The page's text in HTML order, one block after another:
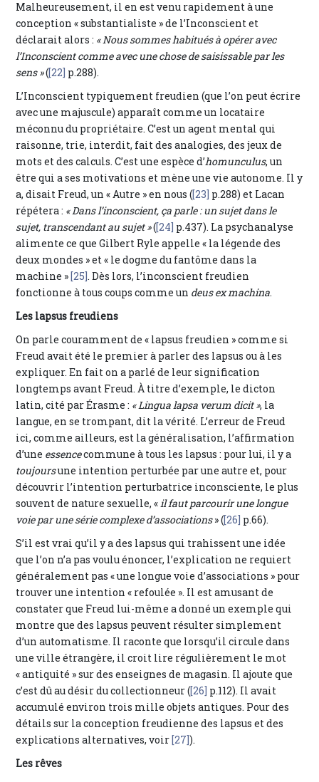
Malheureusement, il en est venu rapidement à une
conception « substantialiste » de l’Inconscient et
déclarait alors : « Nous sommes habitués à opérer avec
l’Inconscient comme avec une chose de saisissable par les
sens »([22] p.288).
L’Inconscient typiquement freudien (que l’on peut écrire
avec une majuscule) apparaît comme un locataire
méconnu du propriétaire. C’est un agent mental qui
raisonne, trie, interdit, fait des analogies, des jeux de
mots et des calculs. C’est une espèce d’homunculus, un
être qui a ses motivations et mène une vie autonome. Il y
a, disait Freud, un « Autre » en nous ([23] p.288) et Lacan
répétera : « Dans l’inconscient, ça parle : un sujet dans le
sujet, transcendant au sujet »([24] p.437). La psychanalyse
alimente ce que Gilbert Ryle appelle « la légende des
deux mondes » et « le dogme du fantôme dans la
machine »[25]. Dès lors, l’inconscient freudien
fonctionne à tous coups comme un deus ex machina.
Les lapsus freudiens
On parle couramment de « lapsus freudien » comme si
Freud avait été le premier à parler des lapsus ou à les
expliquer. En fait on a parlé de leur signification
longtemps avant Freud. À titre d’exemple, le dicton
latin, cité par Érasme : « Lingua lapsa verum dicit », la
langue, en se trompant, dit la vérité. L’erreur de Freud
ici, comme ailleurs, est la généralisation, l’affirmation
d’une essencecommune à tous les lapsus : pour lui, il y a
toujoursune intention perturbée par une autre et, pour
découvrir l’intention perturbatrice inconsciente, le plus
souvent de nature sexuelle, «il faut parcourir une longue
voie par une série complexe d’associations» ([26] p.66).
S’il est vrai qu’il y a des lapsus qui trahissent une idée
que l’on n’a pas voulu énoncer, l’explication ne requiert
généralement pas « une longue voie d’associations » pour
trouver une intention « refoulée ». Il est amusant de
constater que Freud lui-même a donné un exemple qui
montre que des lapsus peuvent résulter simplement
d’un automatisme. Il raconte que lorsqu’il circule dans
une ville étrangère, il croit lire régulièrement le mot
« antiquité » sur des enseignes de magasin. Il ajoute que
c’est dû au désir du collectionneur ([26] p.112). Il avait
accumulé environ trois mille objets antiques. Pour des
détails sur la conception freudienne des lapsus et des
explications alternatives, voir[27]).
Les rêves